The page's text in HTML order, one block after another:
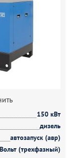
150 кВт
дизель
автозапуск (авр)
(трехфазный)